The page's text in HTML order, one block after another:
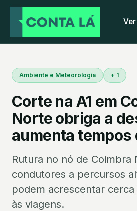
Ambiente e Meteorologia + 1
Corte na A1 em
Norte obriga a
aumenta tempos
Rutura no nó de Coimbra
condutores a percursos
podem acrescentar
às viagens.